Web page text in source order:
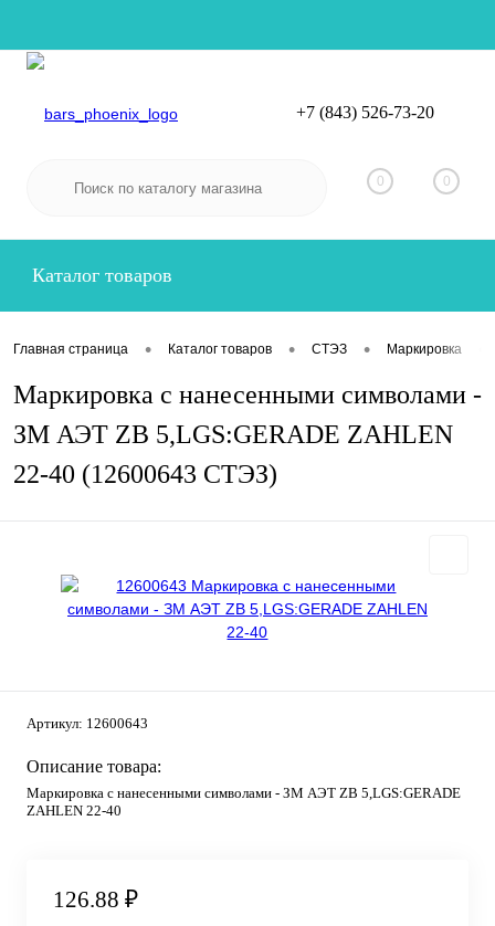
Вход
+7 (843) 526-73-20
0 0
Каталог товаров
Главная страница • Каталог товаров • СТЭЗ • Маркировка
Маркировка с нанесенными символами -
ЗМ АЭТ ZB 5,LGS:GERADE ZAHLEN
22-40 (12600643 СТЭЗ)
Артикул: 12600643
Описание товара:
Маркировка с нанесенными символами - ЗМ АЭТ ZB 5,LGS:GERADE
ZAHLEN 22-40
126.88 ₽